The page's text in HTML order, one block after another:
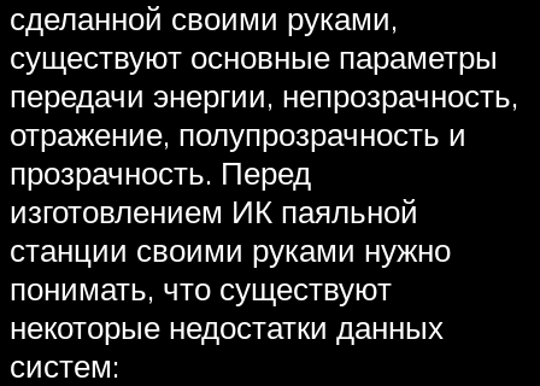
сделанной своими руками,
существуют основные параметры
передачи энергии, непрозрачность,
отражение, полупрозрачность и
прозрачность. Перед
изготовлением ИК паяльной
станции своими руками нужно
понимать, что существуют
некоторые недостатки данных
систем: